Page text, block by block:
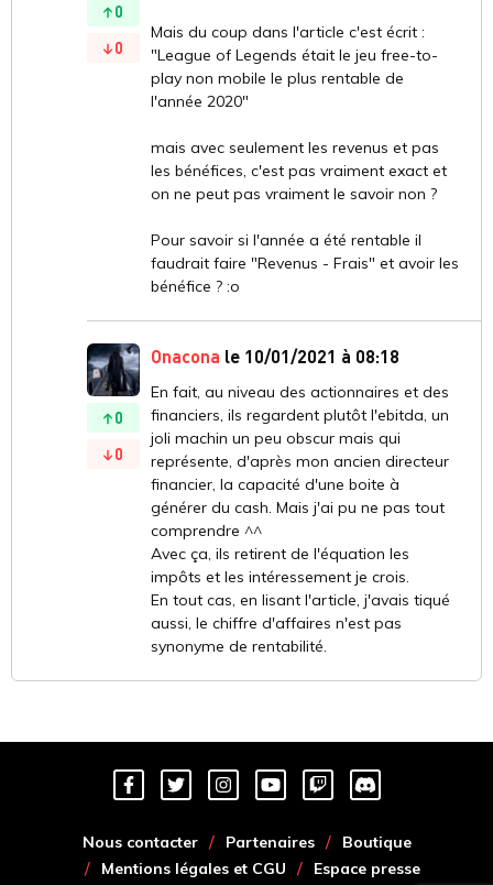
0
0
Mais du coup dans l'article c'est écrit :
"League of Legends était le jeu free-to-
play non mobile le plus rentable de
l'année 2020"
mais avec seulement les revenus et pas
les bénéfices, c'est pas vraiment exact et
on ne peut pas vraiment le savoir non ?
Pour savoir si l'année a été rentable il
faudrait faire "Revenus - Frais" et avoir les
bénéfice ? :o
0
0
Onacona le 10/01/2021 à 08:18
En fait, au niveau des actionnaires et des
financiers, ils regardent plutôt l'ebitda, un
joli machin un peu obscur mais qui
représente, d'après mon ancien directeur
financier, la capacité d'une boite à
générer du cash. Mais j'ai pu ne pas tout
comprendre ^^
Avec ça, ils retirent de l'équation les
impôts et les intéressement je crois.
En tout cas, en lisant l'article, j'avais tiqué
aussi, le chiffre d'affaires n'est pas
synonyme de rentabilité.
Nous contacter Partenaires
Boutique
Mentions légales et CGU
Espace presse